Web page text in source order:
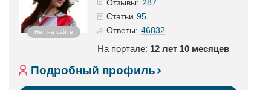
Нет на сайте
Отзывы: 287
Статьи 95
Ответы: 46832
На портале: 12 лет 10 месяцев
Подробный профиль